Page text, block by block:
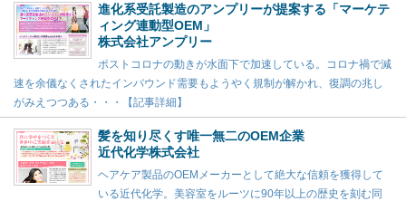
進化系受託製造のアンプリーが提案する「マーケテ
ィング連動型OEM」
株式会社アンプリー
ポストコロナの動きが水面下で加速している。コロナ禍で減
速を余儀なくされたインバウンド需要もようやく規制が解かれ、復調の兆し
がみえつつある・・・【記事詳細】
髪を知り尽くす唯一無二のOEM企業
近代化学株式会社
ヘアケア製品のOEMメーカーとして絶大な信頼を獲得して
いる近代化学。美容室をルーツに90年以上の歴史を刻む同